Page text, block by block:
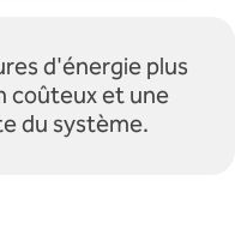
d'énergie plus
coûteux et une
du système.